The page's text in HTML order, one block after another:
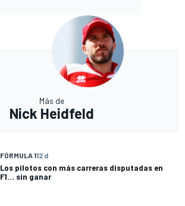
Más de
Nick Heidfeld
FÓRMULA 112 d
Los pilotos con más carreras disputadas en
F1... sin ganar